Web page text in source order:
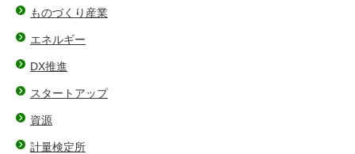
ものづくり産業
エネルギー
DX推進
スタートアップ
資源
計量検定所